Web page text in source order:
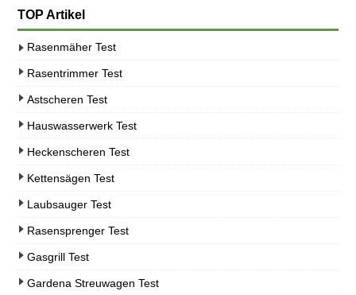
TOP Artikel
Rasenmäher Test
Rasentrimmer Test
Astscheren Test
Hauswasserwerk Test
Heckenscheren Test
Kettensägen Test
Laubsauger Test
Rasensprenger Test
Gasgrill Test
Gardena Streuwagen Test